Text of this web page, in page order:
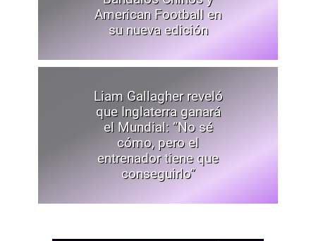
American Football en
su nueva edición
Liam Gallagher reveló
que Inglaterra ganará
el Mundial: “No sé
cómo, pero el
entrenador tiene que
conseguirlo”